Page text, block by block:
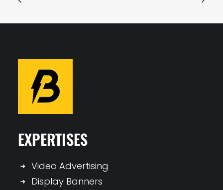
EXPERTISES
Video Advertising
Display Banners